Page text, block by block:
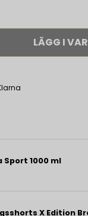
LÄGG I
1000 ml
X Edition